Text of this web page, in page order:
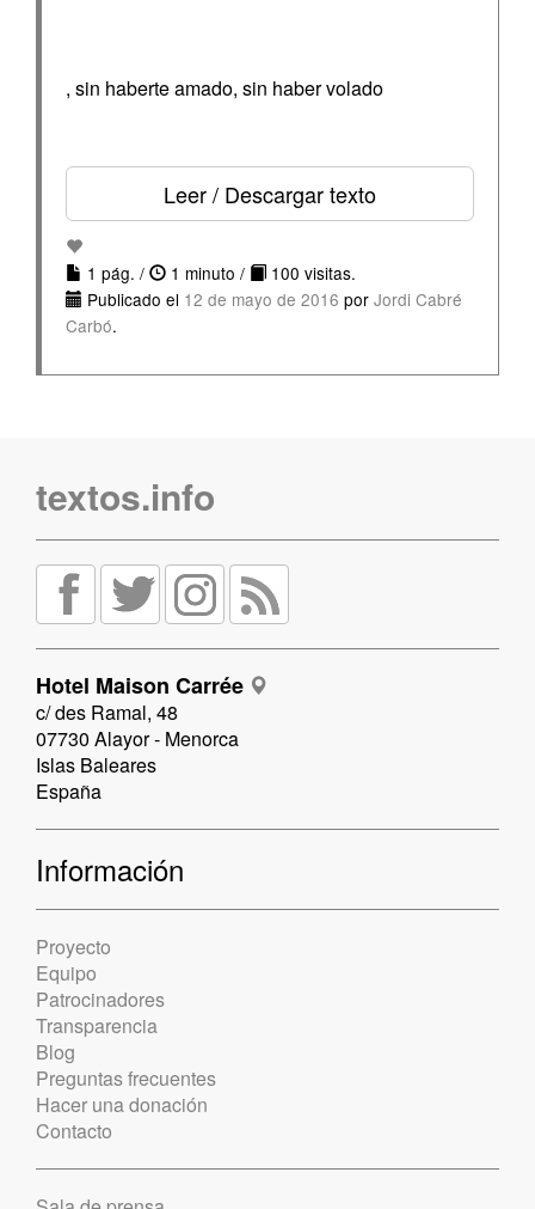
, sin haberte amado, sin haber volado
Leer / Descargar texto
1 pág. / 1 minuto /
100 visitas.
Publicado el 12 de mayo de 2016 por Jordi Cabré
Carbó.
textos.info
Hotel Maison Carrée
c/ des Ramal, 48
07730 Alayor - Menorca
Islas Baleares
España
Información
Proyecto
Equipo
Patrocinadores
Transparencia
Blog
Preguntas frecuentes
Hacer una donación
Contacto